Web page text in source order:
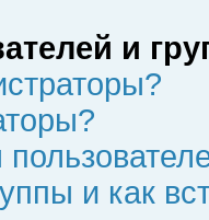
и
и как